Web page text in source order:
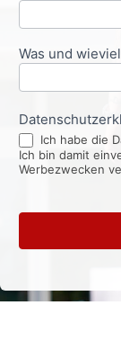
Was und
Ich habe die
Ich bin damit
Werbezwecken